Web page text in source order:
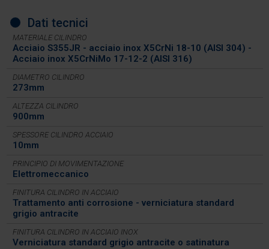
Dati tecnici
MATERIALE CILINDRO
Acciaio S355JR - acciaio inox X5CrNi 18-10 (AISI 304) -
Acciaio inox X5CrNiMo 17-12-2 (AISI 316)
DIAMETRO CILINDRO
273mm
ALTEZZA CILINDRO
900mm
SPESSORE CILINDRO ACCIAIO
10mm
PRINCIPIO DI MOVIMENTAZIONE
Elettromeccanico
FINITURA CILINDRO IN ACCIAIO
Trattamento anti corrosione - verniciatura standard
grigio antracite
FINITURA CILINDRO IN ACCIAIO INOX
Verniciatura standard grigio antracite o satinatura